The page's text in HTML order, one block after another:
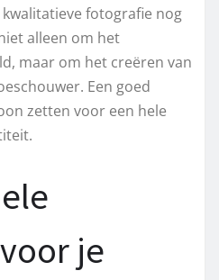
fotografie nog
alleen om het
maar om het creëren van
Een goed
zetten voor een hele
je